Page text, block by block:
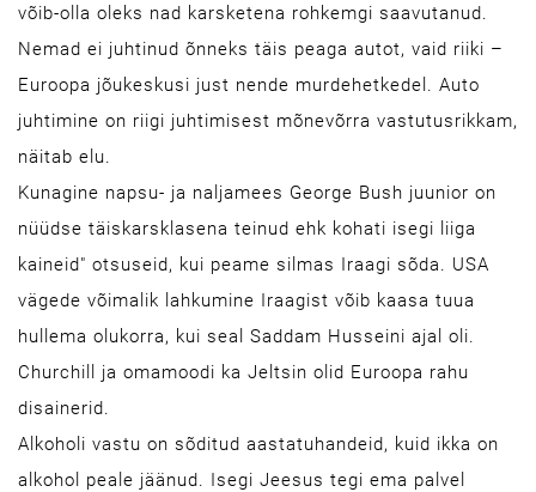
võib-olla oleks nad karsketena rohkemgi saavutanud.
Nemad ei juhtinud õnneks täis peaga autot, vaid riiki –
Euroopa jõukeskusi just nende murdehetkedel. Auto
juhtimine on riigi juhtimisest mõnevõrra vastutusrikkam,
näitab elu.
Kunagine napsu- ja naljamees George Bush juunior on
nüüdse täiskarsklasena teinud ehk kohati isegi liiga
kaineid" otsuseid, kui peame silmas Iraagi sõda. USA
vägede võimalik lahkumine Iraagist võib kaasa tuua
hullema olukorra, kui seal Saddam Husseini ajal oli.
Churchill ja omamoodi ka Jeltsin olid Euroopa rahu
disainerid.
Alkoholi vastu on sõditud aastatuhandeid, kuid ikka on
alkohol peale jäänud. Isegi Jeesus tegi ema palvel